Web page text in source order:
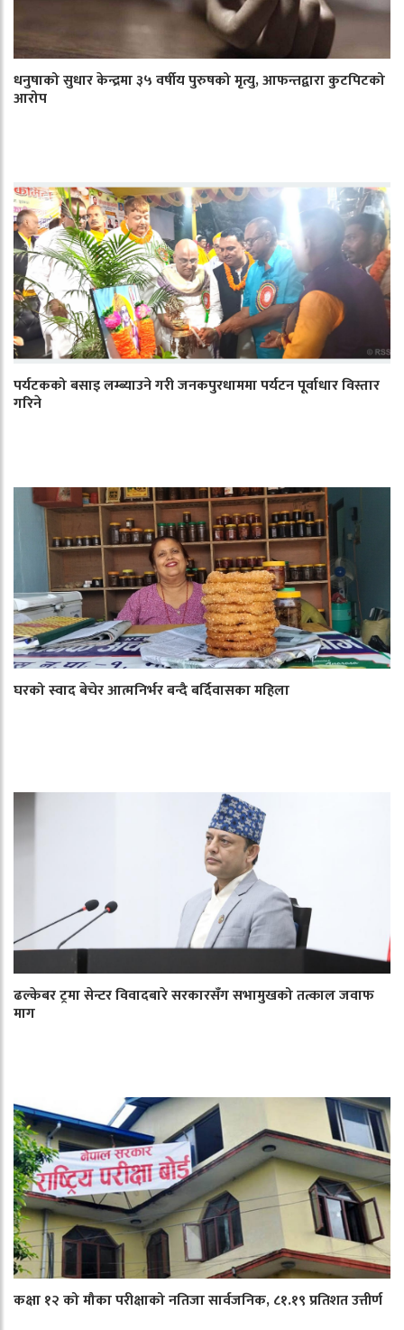
धनुषाको सुधार केन्द्रमा ३५ वर्षीय पुरुषको मृत्यु, आफन्तद्वारा कुटपिटको
आरोप
पर्यटकको बसाइ लम्ब्याउने गरी जनकपुरधाममा पर्यटन पूर्वाधार विस्तार
गरिने
घरको स्वाद बेचेर आत्मनिर्भर बन्दै बर्दिवासका महिला
ढल्केबर ट्रमा सेन्टर विवादबारे सरकारसँग सभामुखको तत्काल जवाफ
माग
कक्षा १२ को मौका परीक्षाको नतिजा सार्वजनिक, ८१.१९ प्रतिशत उत्तीर्ण